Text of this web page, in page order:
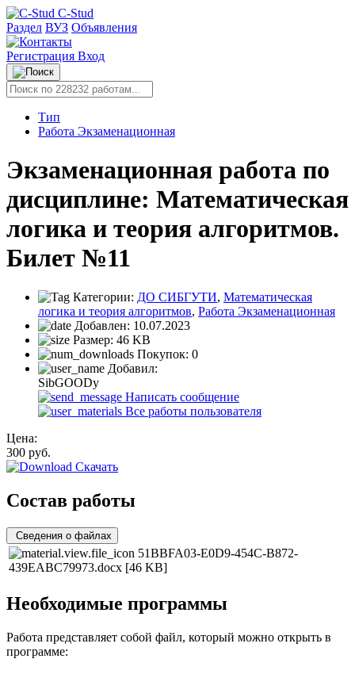
C-Stud
Раздел ВУЗ Объявления
Регистрация Вход
Тип
Работа Экзаменационная
Экзаменационная работа по
дисциплине: Математическая
логика и теория алгоритмов.
Билет №11
Категории: ДО СИБГУТИ, Математическая
логика и теория алгоритмов, Работа Экзаменационная
Добавлен: 10.07.2023
Размер: 46 KB
Покупок: 0
Добавил:
SibGOODy
Написать сообщение
Все работы пользователя
Цена:
300 руб.
Скачать
Состав работы
Сведения о файлах
51BBFA03-E0D9-454C-B872-
439EABC79973.docx [46 KB]
Необходимые программы
Работа представляет собой файл, который можно открыть в
программе: